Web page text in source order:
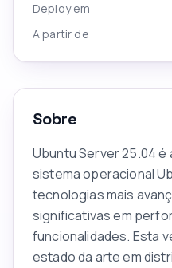
Deploy em
A partir de
Sobre
Ubuntu Server 25.04
sistema operacional
tecnologias mais
significativas em
funcionalidades. Esta
estado da arte em